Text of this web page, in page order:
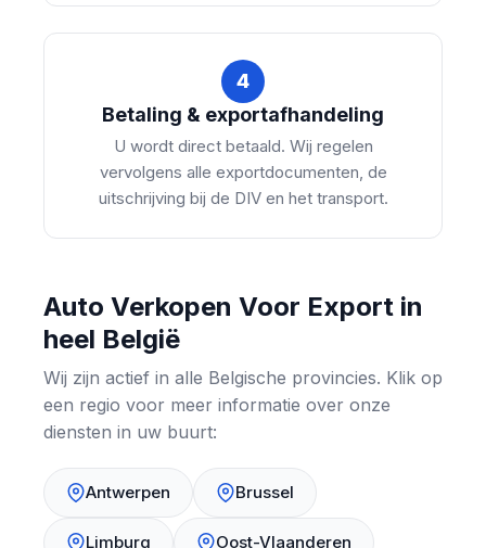
4
Betaling & exportafhandeling
U wordt direct betaald. Wij regelen
vervolgens alle exportdocumenten, de
uitschrijving bij de DIV en het transport.
Auto Verkopen Voor Export in
heel België
Wij zijn actief in alle Belgische provincies. Klik op
een regio voor meer informatie over onze
diensten in uw buurt:
Antwerpen Brussel
Limburg Oost-Vlaanderen